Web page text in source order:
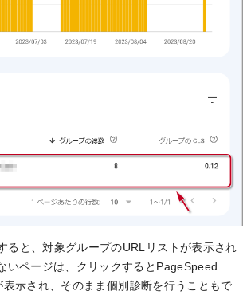
ると、対象グループのURLリストが表示され
いページは、クリックするとPageSpeed
表示され、そのまま個別診断を行うこともで